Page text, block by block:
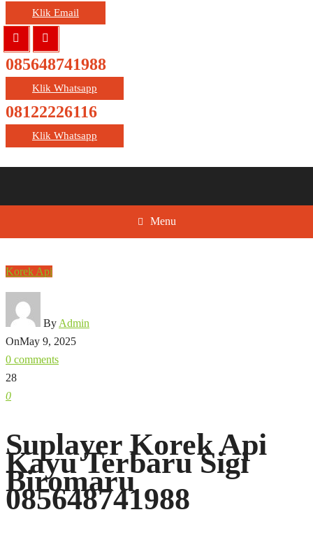
Klik Email
085648741988
Klik Whatsapp
08122226116
Klik Whatsapp
Menu
Korek Api
By Admin
OnMay 9, 2025
0 comments
28
0
Suplayer Korek Api
Kayu Terbaru Sigi
Biromaru
085648741988